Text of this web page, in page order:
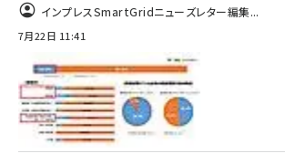
インプレスSmartGridニューズレター編集...
7月22日 11:41